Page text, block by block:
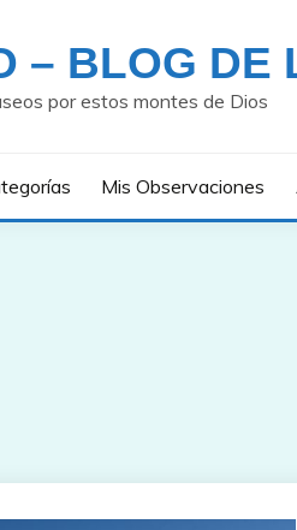
– BLOG DE
por estos montes de Dios
Mis Observaciones